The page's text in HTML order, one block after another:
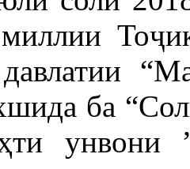
ба
унвони